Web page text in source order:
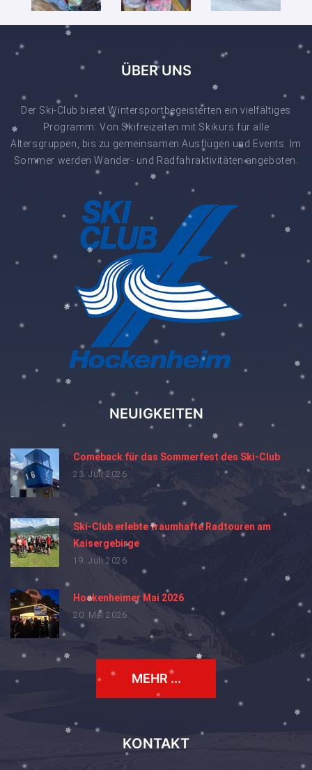
ÜBER UNS
Der Ski-Club bietet Wintersportbegeisterten ein vielfältiges
Programm: Von Skifreizeiten mit Skikurs für alle
Altersgruppen, bis zu gemeinsamen Ausflügen und Events. Im
Sommer werden Wander- und Radfahraktivitäten angeboten.
NEUIGKEITEN
Comeback für das Sommerfest des Ski-Club
23. Juli 2026
Ski-Club erlebte traumhafte Radtouren am
Kaisergebirge
19. Juli 2026
Hockenheimer Mai 2026
20. Mai 2026
MEHR ...
KONTAKT